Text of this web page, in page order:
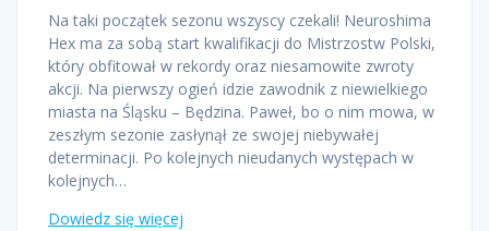
Na taki początek sezonu wszyscy czekali! Neuroshima
Hex ma za sobą start kwalifikacji do Mistrzostw Polski,
który obfitował w rekordy oraz niesamowite zwroty
akcji. Na pierwszy ogień idzie zawodnik z niewielkiego
miasta na Śląsku – Będzina. Paweł, bo o nim mowa, w
zeszłym sezonie zasłynął ze swojej niebywałej
determinacji. Po kolejnych nieudanych występach w
kolejnych…
Dowiedz się więcej